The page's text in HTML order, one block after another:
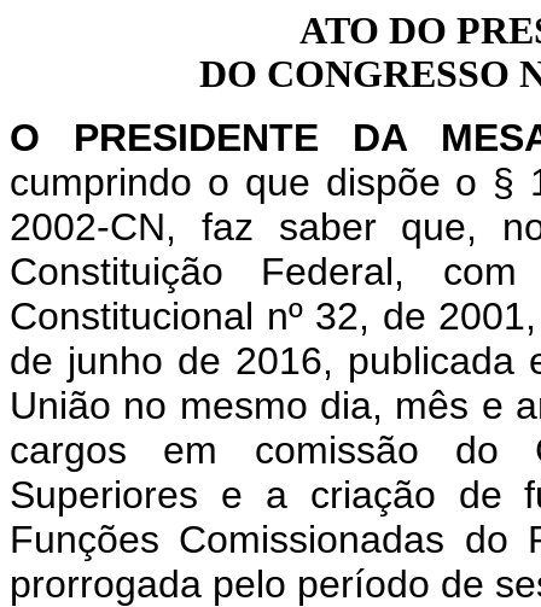
ATO DO
DO CONGRESSO
O PRESIDENTE DA
cumprindo o que dispõe o §
2002-CN, faz saber que,
Constituição Federal,
Constitucional nº 32, de
de junho de 2016, publicada
União no mesmo dia, mês e
cargos em comissão do
Superiores e a criação de
Funções Comissionadas do
prorrogada pelo período de